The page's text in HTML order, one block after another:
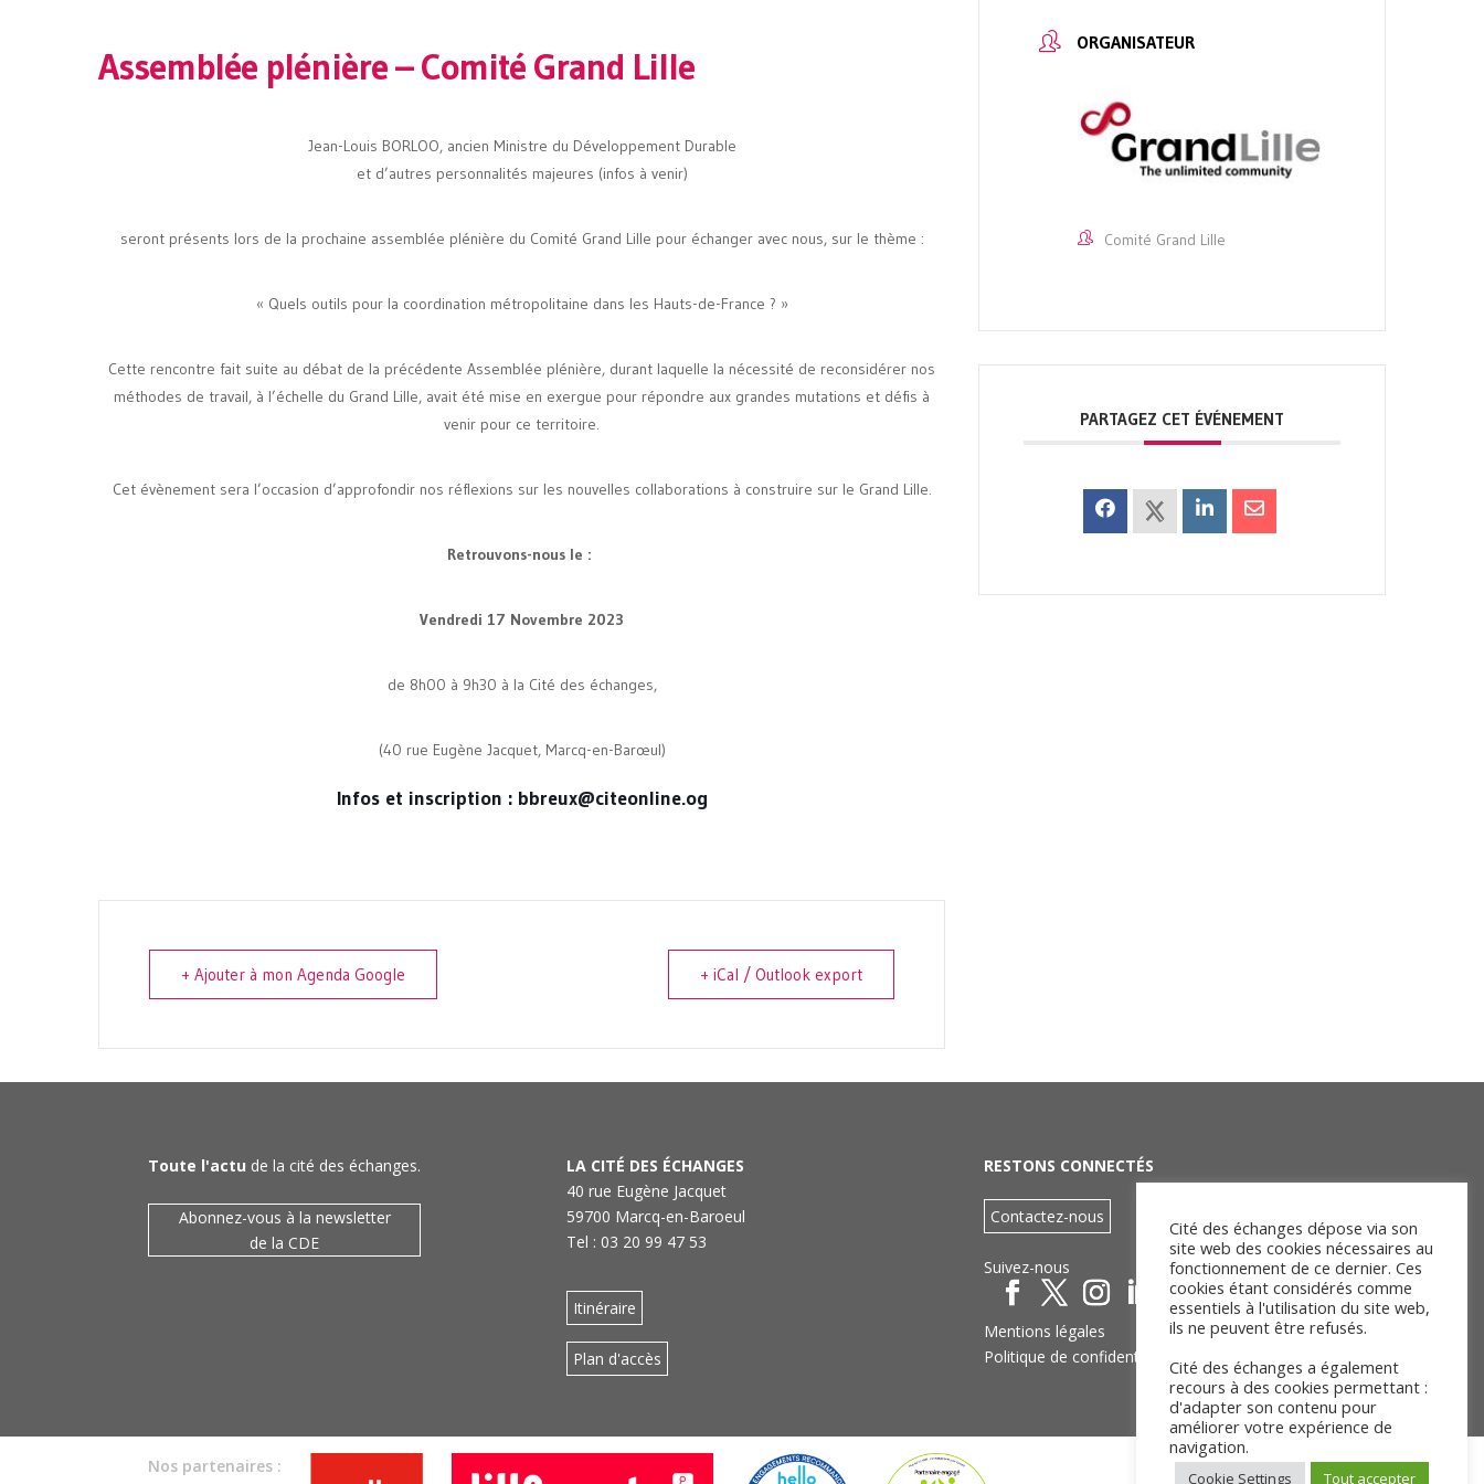
Assemblée plénière – Comité Grand Lille
Jean-Louis BORLOO, ancien Ministre du Développement Durable
et d’autres personnalités majeures (infos à venir)
seront présents lors de la prochaine assemblée plénière du Comité Grand Lille pour échanger avec nous, sur le thème :
« Quels outils pour la coordination métropolitaine dans les Hauts-de-France ? »
Cette rencontre fait suite au débat de la précédente Assemblée plénière, durant laquelle la nécessité de reconsidérer nos
méthodes de travail, à l’échelle du Grand Lille, avait été mise en exergue pour répondre aux grandes mutations et défis à
venir pour ce territoire.
Cet évènement sera l’occasion d’approfondir nos réflexions sur les nouvelles collaborations à construire sur le Grand Lille.
Retrouvons-nous le :
Vendredi 17 Novembre 2023
de 8h00 à 9h30 à la Cité des échanges,
(40 rue Eugène Jacquet, Marcq-en-Barœul)
Infos et inscription : bbreux@citeonline.og
+ Ajouter à mon Agenda Google + iCal / Outlook export
ORGANISATEUR
Comité Grand Lille
PARTAGEZ CET ÉVÉNEMENT
Toute l'actu de la cité des échanges.
Abonnez-vous à la newsletter
de la CDE
LA CITÉ DES ÉCHANGES
40 rue Eugène Jacquet
59700 Marcq-en-Baroeul
Tel : 03 20 99 47 53
Itinéraire
Plan d'accès
RESTONS CONNECTÉS
Contactez-nous
Suivez-nous
Mentions légales
Politique de confidentialité
Nos partenaires :
Cité des échanges dépose via son
site web des cookies nécessaires au
fonctionnement de ce dernier. Ces
cookies étant considérés comme
essentiels à l'utilisation du site web,
ils ne peuvent être refusés.
Cité des échanges a également
recours à des cookies permettant :
d'adapter son contenu pour
améliorer votre expérience de
navigation.
Cookie Settings Tout accepter